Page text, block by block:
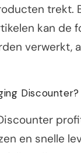
trekt.
kan de
verwerkt,
Discounter?
en snelle